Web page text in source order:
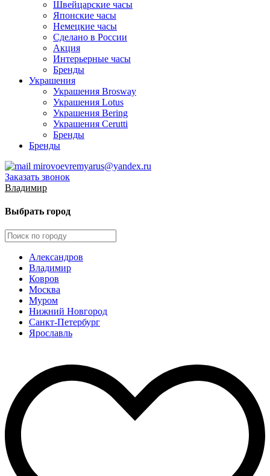
Швейцарские часы
Японские часы
Немецкие часы
Сделано в России
Акция
Интерьерные часы
Бренды
Украшения
Украшения Brosway
Украшения Lotus
Украшения Bering
Украшения Cerutti
Бренды
Бренды
mirovoevremyarus@yandex.ru
Заказать звонок
Владимир
Выбрать город
Александров
Владимир
Ковров
Москва
Муром
Нижний Новгород
Санкт-Петербург
Ярославль